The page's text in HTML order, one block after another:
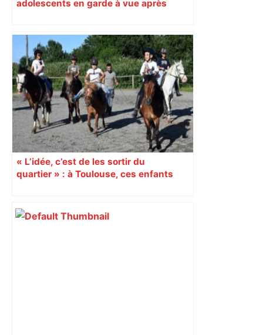
adolescents en garde à vue après
« L’idée, c’est de les sortir du
quartier » : à Toulouse, ces enfants